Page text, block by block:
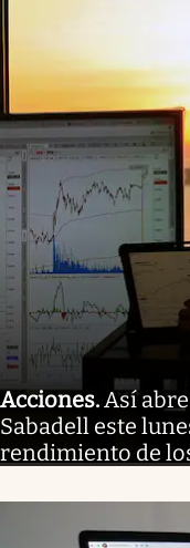
Acciones.Así
Sabadell este
rendimiento de